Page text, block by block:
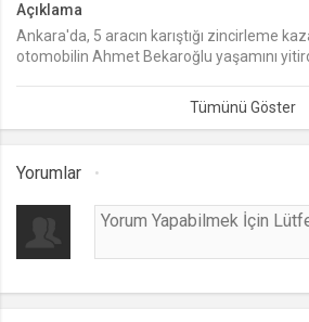
lang
.web.tv
Seçilen dil
.web.tv
Açıklama
Ankara'da, 5 aracın karıştığı zincirleme
otomobilin Ahmet Bekaroğlu yaşamını
Yorumlar